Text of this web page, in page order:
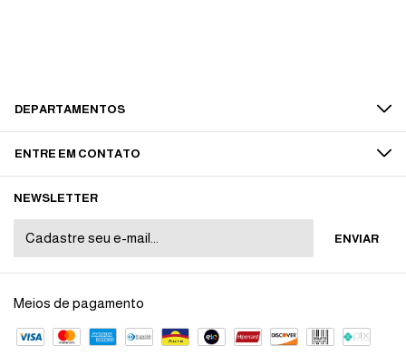
DEPARTAMENTOS
ENTRE EM CONTATO
NEWSLETTER
Meios de pagamento